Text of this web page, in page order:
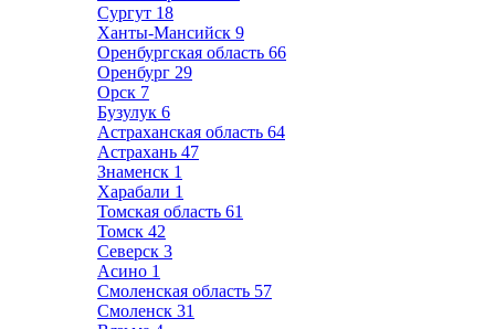
Сургут 18
Ханты-Мансийск 9
Оренбургская область 66
Оренбург 29
Орск 7
Бузулук 6
Астраханская область 64
Астрахань 47
Знаменск 1
Харабали 1
Томская область 61
Томск 42
Северск 3
Асино 1
Смоленская область 57
Смоленск 31